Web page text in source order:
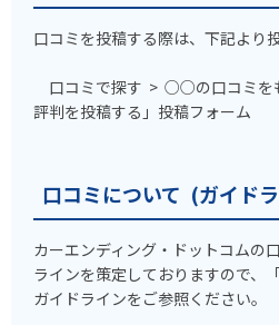
口コミを投稿する際は、下記より
口コミで探す > ○○の口コミを
評判を投稿する」投稿フォーム
口コミについて (ガイド
カーエンディング・ドットコムの
ラインを策定しておりますので、
ガイドラインをご参照ください。